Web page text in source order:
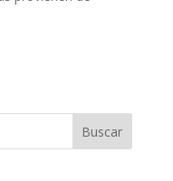
Buscar